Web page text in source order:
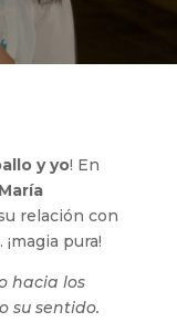
y yo! En
María
relación con
pura!
hacia los
su sentido.